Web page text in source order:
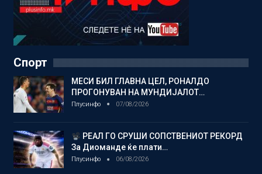
Спорт
МЕСИ БИЛ ГЛАВНА ЦЕЛ, РОНАЛДО
ПРОГОНУВАН НА МУНДИЈАЛОТ…
Плусинфо 07/08/2026
РЕАЛ ГО СРУШИ СОПСТВЕНИОТ РЕКОРД
За Диоманде ќе плати…
Плусинфо 06/08/2026